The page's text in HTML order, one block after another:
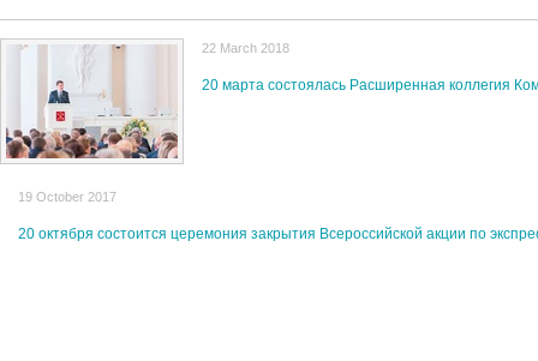
22 March 2018
20 марта состоялась Расширенная коллегия
19 October 2017
20 октября состоится церемония закрытия Всероссийской акции по